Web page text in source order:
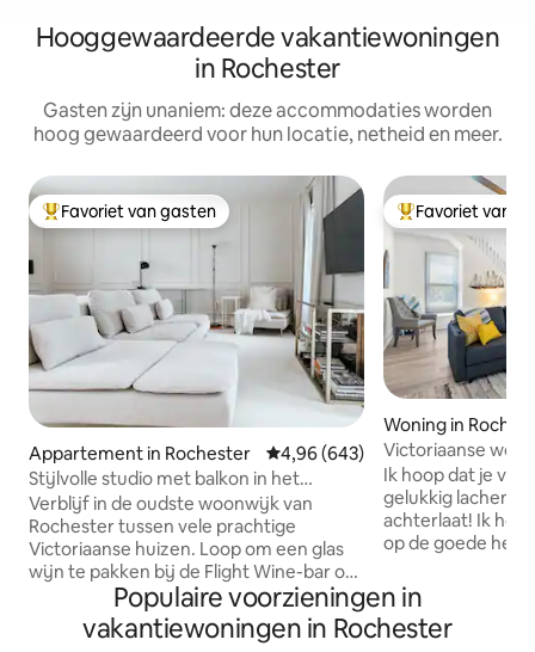
Hooggewaardeerde vakantiewoningen
in Rochester
Gasten zijn unaniem: deze accommodaties worden
hoog gewaardeerd voor hun locatie, netheid en meer.
Topfavoriet van gasten
Favoriet van gasten
Appartement in Rochester Gemiddelde beoordeling van
4,96 (643)
Stijlvolle studio met balkon in het
historische Corn Hill
Verblijf in de oudste woonwijk van
Rochester tussen vele prachtige
Victoriaanse huizen. Loop om een glas
wijn te pakken bij de Flight Wine-bar of
maak een schilderachtige wandeling
langs de Genesee-rivier. Dit
appartement ligt vlak bij 490, dicht bij
Topfavoriet van
Favoriet van
Woning in
Victoriaanse
badkamers met
speelkamer!
Ik hoop dat je
gelukkig lachen
achterlaat! Ik
op de goede
voor jouw
keuken!
Buitenmeubilair en BBQ/
Populaire voorzieningen in
vakantiewoningen in Rochester